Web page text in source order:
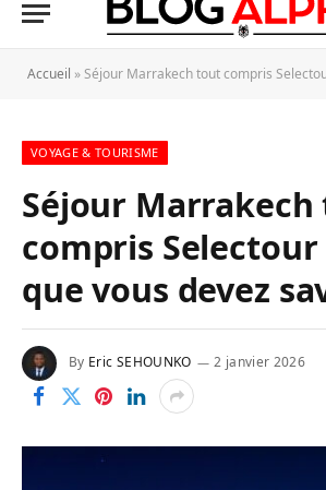
Accueil »Séjour Marrakech tout compris Selectour 2026 :
VOYAGE & TOURISME
Séjour
compris Selectour
que vous devez
By Eric SEHOUNKO 2 janvier 2026